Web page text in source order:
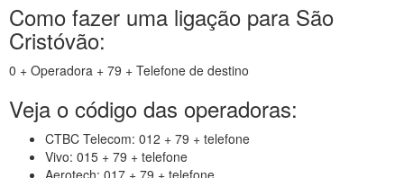
Como fazer uma ligação para São
Cristóvão:
0 + Operadora + 79 + Telefone de destino
Veja o código das operadoras:
CTBC Telecom: 012 + 79 + telefone
Vivo: 015 + 79 + telefone
Aerotech: 017 + 79 + telefone